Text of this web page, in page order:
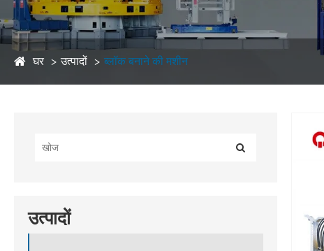
घर उत्पादों ब्लॉक बनाने की मशीन
उत्पादों